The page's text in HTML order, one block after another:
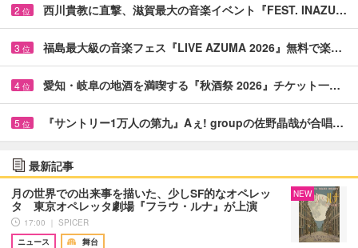
2 位 西川貴教に直撃、滋賀最大の音楽イベント『FEST. INAZU…
3 位 福島最大級の音楽フェス『LIVE AZUMA 2026』無料で楽…
4 位 愛知・岐阜の地酒を満喫する『秋酒祭 2026』チケット一…
5 位 『サントリー1万人の第九』Aぇ! groupの佐野晶哉が合唱…
最新記事
月の世界での出来事を描いた、少しSF的なオペレッ
タ 東京オペレッタ劇場『フラウ・ルナ』が上演
17:00 ｜ SPICER
ニュース
舞台
NEW